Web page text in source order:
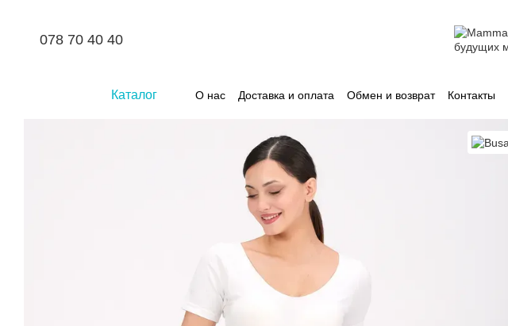
078 70 40 40
Каталог О нас Доставка и оплата Обмен и возврат Контакты